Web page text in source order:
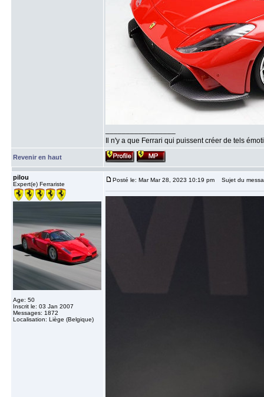
Il n'y a que Ferrari qui puissent créer de tels
Revenir en haut
pilou
Expert(e) Ferrariste
Age: 50
Inscrit le: 03 Jan 2007
Messages: 1872
Localisation: Liège (Belgique)
Posté le: Mar Mar 28, 2023 10:19 pm Sujet du